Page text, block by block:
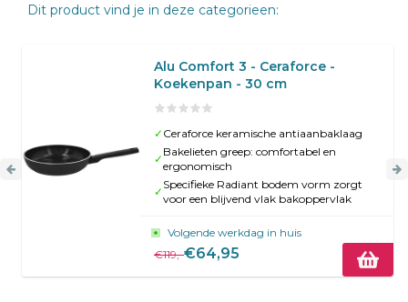
Dit product vind je in deze categorieen:
Alu Comfort 3 - Ceraforce -
Koekenpan - 30 cm
✓ Ceraforce keramische antiaanbaklaag
✓
Bakelieten greep: comfortabel en
ergonomisch
✓
Specifieke Radiant bodem vorm zorgt
voor een blijvend vlak bakoppervlak
Volgende werkdag in huis
€119,-€64,95